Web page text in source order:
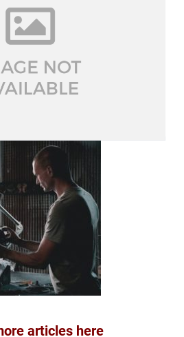
articles here